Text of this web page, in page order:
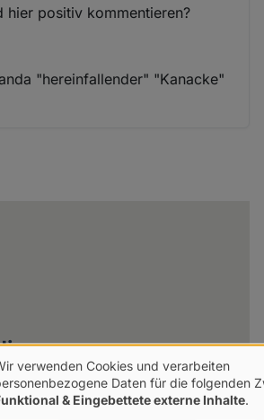
hier positiv kommentieren?
"hereinfallender" "Kanacke"
politische Aktivistin iranischer
ist die Verteidigung
verwenden Cookies und verarbeiten
Daten für die folgenden
& Eingebettete externe Inhalte